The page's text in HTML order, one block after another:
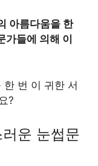
아름다움을 한
가들에 의해 이
한 번 이 귀한 서
?
운 눈썹문